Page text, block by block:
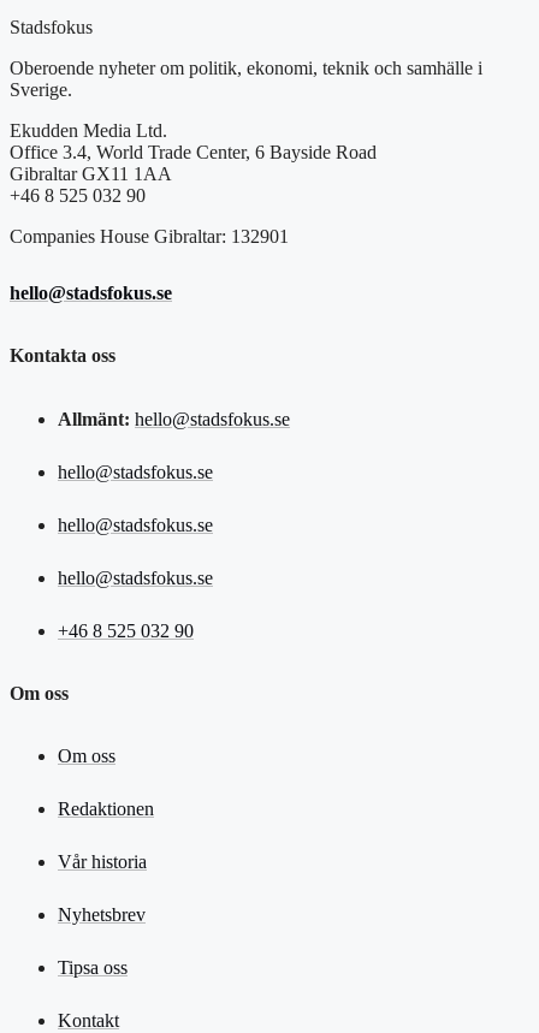
Stadsfokus
Oberoende nyheter om politik, ekonomi, teknik och samhälle i
Sverige.
Ekudden Media Ltd.
Office 3.4, World Trade Center, 6 Bayside Road
Gibraltar GX11 1AA
+46 8 525 032 90
Companies House Gibraltar: 132901
hello@stadsfokus.se
Kontakta oss
Allmänt: hello@stadsfokus.se
hello@stadsfokus.se
hello@stadsfokus.se
hello@stadsfokus.se
+46 8 525 032 90
Om oss
Om oss
Redaktionen
Vår historia
Nyhetsbrev
Tipsa oss
Kontakt